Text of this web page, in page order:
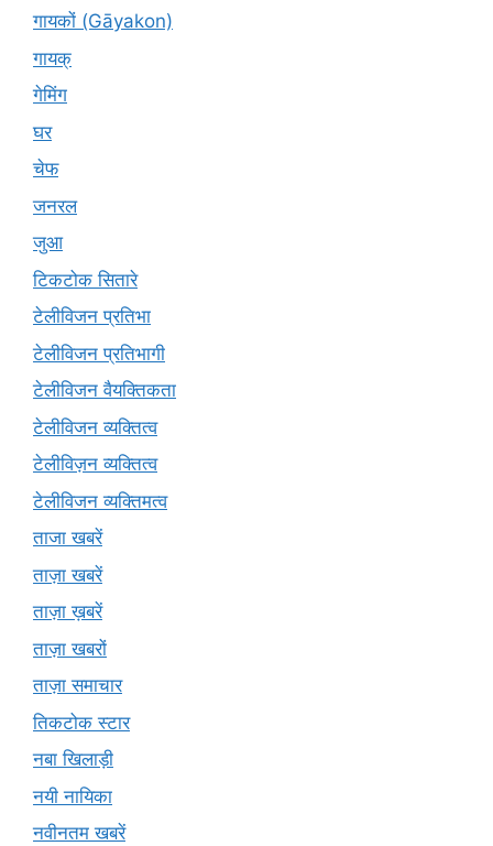
गायकों (Gāyakon)
गायक्
गेमिंग
घर
चेफ
जनरल
जुआ
टिकटोक सितारे
टेलीविजन प्रतिभा
टेलीविजन प्रतिभागी
टेलीविजन वैयक्तिकता
टेलीविजन व्यक्तित्व
टेलीविज़न व्यक्तित्व
टेलीविजन व्यक्तिमत्व
ताजा खबरें
ताज़ा खबरें
ताज़ा ख़बरें
ताज़ा खबरों
ताज़ा समाचार
तिकटोक स्टार
नबा खिलाड़ी
नयी नायिका
नवीनतम खबरें